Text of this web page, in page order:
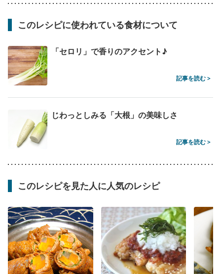
このレシピに使われている食材について
「セロリ」で香りのアクセント♪
記事を読む >
じわっとしみる「大根」の美味しさ
記事を読む >
このレシピを見た人に人気のレシピ